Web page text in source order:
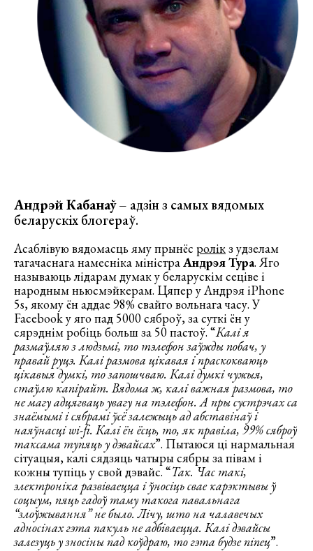
Андрэй Кабанаў– адзін з самых вядомых
беларускіх блогераў.
Асаблівую вядомасць яму прынёс ролікз удзелам
тагачаснага намесніка міністраАндрэя Тура. Яго
называюць лідарам думак у беларускім сеціве і
народным ньюсмэйкерам. Цяпер у Андрэя iPhone
5s, якому ён аддае 98% свайго вольнага часу. У
Facebook у яго пад 5000 сяброў, за суткі ён у
сярэднім робіць больш за 50 пастоў. “Калі я
размаўляю з людзьмі, то тэлефон заўжды побач, у
правай руцэ. Калі размова цікавая і праскокваюць
цікавыя думкі, то запошчваю. Калі думкі чужыя,
стаўлю капірайт. Вядома ж, калі важная размова, то
не магу адцягваць увагу на тэлефон. А пры сустрэчах са
знаёмымі і сябрамі ўсё залежыць ад абставінаў і
наяўнасці wi-fi. Калі ён ёсць, то, як правіла, 99% сяброў
таксама тупяць у дэвайсах”. Пытаюся ці нармальная
сітуацыя, калі сядзяць чатыры сябры за півам і
кожны тупіць у свой дэвайс. “Так. Час такі,
электроніка развіваецца і ўносіць свае карэктывы ў
соцыум, пяць гадоў таму такога павальнага
“злоўжывання” не было. Лічу, што на чалавечых
адносінах гэта пакуль не адбіваецца. Калі дэвайсы
залезуць у зносіны пад коўдраю, то гэта будзе піпец”.